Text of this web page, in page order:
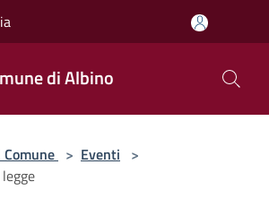
di Albino
> Eventi >